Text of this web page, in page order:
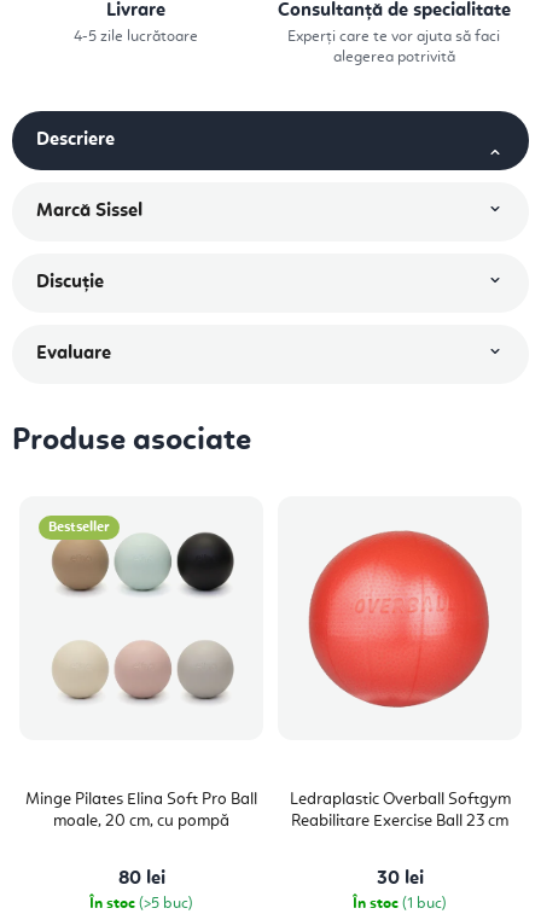
Livrare
4-5 zile lucrătoare
Consultanță de specialitate
Experți care te vor ajuta să faci
alegerea potrivită
Descriere
Marcă Sissel
Discuţie
Evaluare
Produse asociate
Bestseller
Minge Pilates Elina Soft Pro Ball
moale, 20 cm, cu pompă
80 lei
În stoc (>5 buc)
Ledraplastic Overball Softgym
Reabilitare Exercise Ball 23 cm
30 lei
În stoc (1 buc)